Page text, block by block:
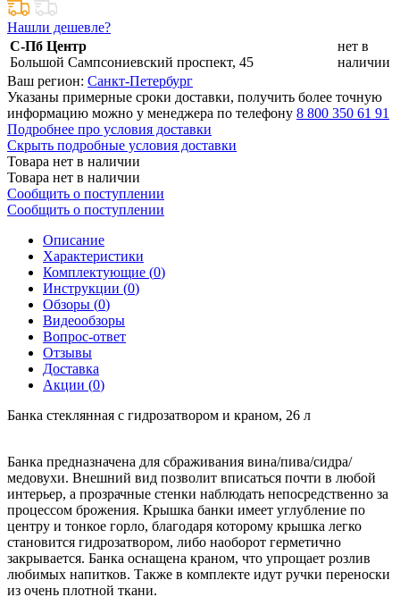
Нашли дешевле?
С-Пб Центр
Большой Сампсониевский проспект, 45
нет в
наличии
Ваш регион: Санкт-Петербург
Указаны примерные сроки доставки, получить более точную
информацию можно у менеджера по телефону 8 800 350 61 91
Подробнее про условия доставки
Скрыть подробные условия доставки
Товара нет в наличии
Товара нет в наличии
Сообщить о поступлении
Сообщить о поступлении
Описание
Характеристики
Комплектующие (0)
Инструкции (0)
Обзоры (0)
Видеообзоры
Вопрос-ответ
Отзывы
Доставка
Акции (0)
Банка стеклянная с гидрозатвором и краном, 26 л
Банка предназначена для сбраживания вина/пива/сидра/
медовухи. Внешний вид позволит вписаться почти в любой
интерьер, а прозрачные стенки наблюдать непосредственно за
процессом брожения. Крышка банки имеет углубление по
центру и тонкое горло, благодаря которому крышка легко
становится гидрозатвором, либо наоборот герметично
закрывается. Банка оснащена краном, что упрощает розлив
любимых напитков. Также в комплекте идут ручки переноски
из очень плотной ткани.